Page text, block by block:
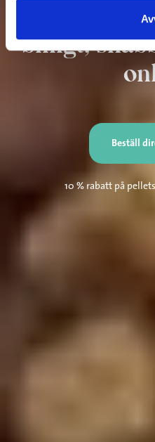
Köp
billigt,
Beställ
10 % rabatt på